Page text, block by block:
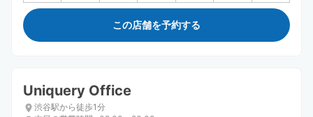
この店舗を予約する
Uniquery Office
渋谷駅から徒歩1分